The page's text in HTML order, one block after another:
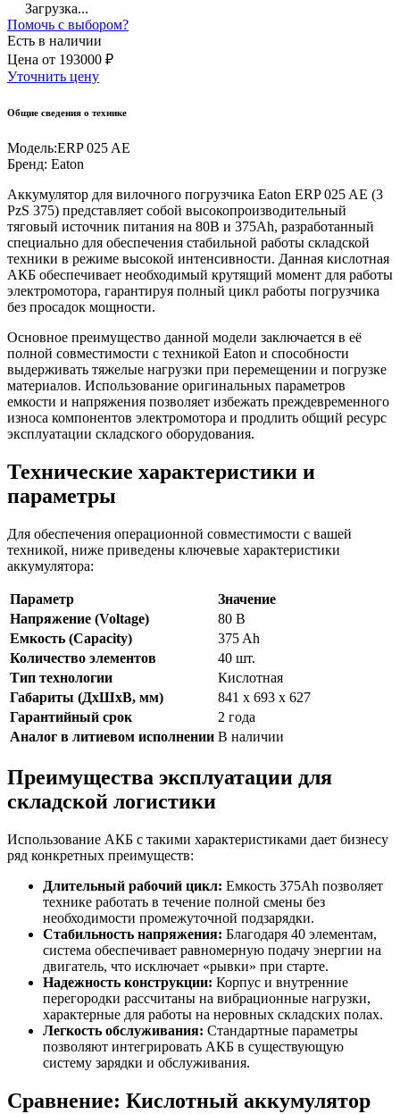
Загрузка...
Помочь с выбором?
Есть в наличии
Цена от 193000 ₽
Уточнить цену
Общие сведения о технике
Модель:ERP 025 AE
Бренд: Eaton
Аккумулятор для вилочного погрузчика Eaton ERP 025 AE (3
PzS 375) представляет собой высокопроизводительный
тяговый источник питания на 80В и 375Ah, разработанный
специально для обеспечения стабильной работы складской
техники в режиме высокой интенсивности. Данная кислотная
АКБ обеспечивает необходимый крутящий момент для работы
электромотора, гарантируя полный цикл работы погрузчика
без просадок мощности.
Основное преимущество данной модели заключается в её
полной совместимости с техникой Eaton и способности
выдерживать тяжелые нагрузки при перемещении и погрузке
материалов. Использование оригинальных параметров
емкости и напряжения позволяет избежать преждевременного
износа компонентов электромотора и продлить общий ресурс
эксплуатации складского оборудования.
Технические характеристики и
параметры
Для обеспечения операционной совместимости с вашей
техникой, ниже приведены ключевые характеристики
аккумулятора:
Параметр
Значение
Напряжение (Voltage)
80 В
Емкость (Capacity)
375 Ah
Количество элементов
40 шт.
Тип технологии
Кислотная
Габариты (ДхШхВ, мм)
841 x 693 x 627
Гарантийный срок
2 года
Аналог в литиевом исполнении В наличии
Преимущества эксплуатации для
складской логистики
Использование АКБ с такими характеристиками дает бизнесу
ряд конкретных преимуществ:
Длительный рабочий цикл: Емкость 375Ah позволяет
технике работать в течение полной смены без
необходимости промежуточной подзарядки.
Стабильность напряжения: Благодаря 40 элементам,
система обеспечивает равномерную подачу энергии на
двигатель, что исключает «рывки» при старте.
Надежность конструкции: Корпус и внутренние
перегородки рассчитаны на вибрационные нагрузки,
характерные для работы на неровных складских полах.
Легкость обслуживания: Стандартные параметры
позволяют интегрировать АКБ в существующую
систему зарядки и обслуживания.
Сравнение: Кислотный аккумулятор